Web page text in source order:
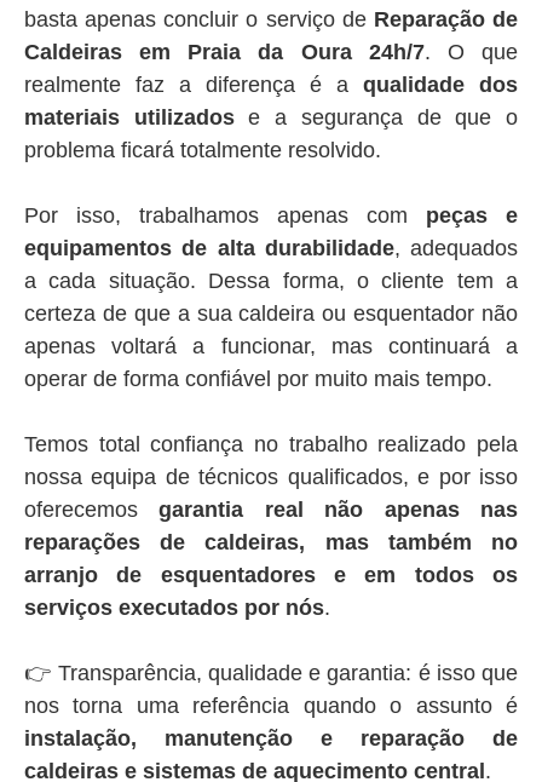
basta apenas concluir o serviço de Reparação de
Caldeiras em Praia da Oura 24h/7. O que
realmente faz a diferença é a qualidade dos
materiais utilizadose a segurança de que o
problema ficará totalmente resolvido.
Por isso, trabalhamos apenas com peças e
equipamentos de alta durabilidade, adequados
a cada situação. Dessa forma, o cliente tem a
certeza de que a sua caldeira ou esquentador não
apenas voltará a funcionar, mas continuará a
operar de forma confiável por muito mais tempo.
Temos total confiança no trabalho realizado pela
nossa equipa de técnicos qualificados, e por isso
oferecemosgarantia real não apenas nas
reparações de caldeiras, mas também no
arranjo de esquentadores e em todos os
serviços executados por nós.
👉 Transparência, qualidade e garantia: é isso que
nos torna uma referência quando o assunto é
instalação, manutenção e reparação de
caldeiras e sistemas de aquecimento central.